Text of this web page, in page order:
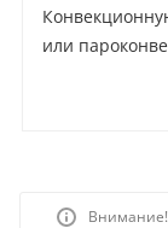
или
Внимание!